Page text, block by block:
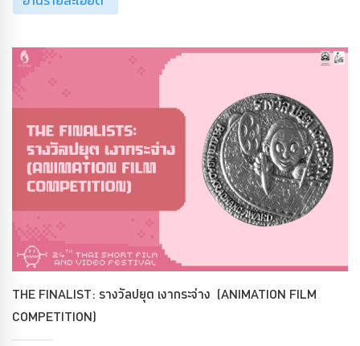
THE FINALIST: รางวัลปยุต เงากระจ่าง (ANIMATION FILM
COMPETITION)